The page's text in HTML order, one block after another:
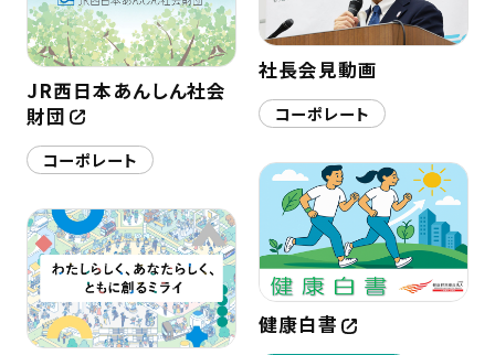
社長会見動画
コーポレート
JR西日本あんしん社会
財団
コーポレート
健康白書